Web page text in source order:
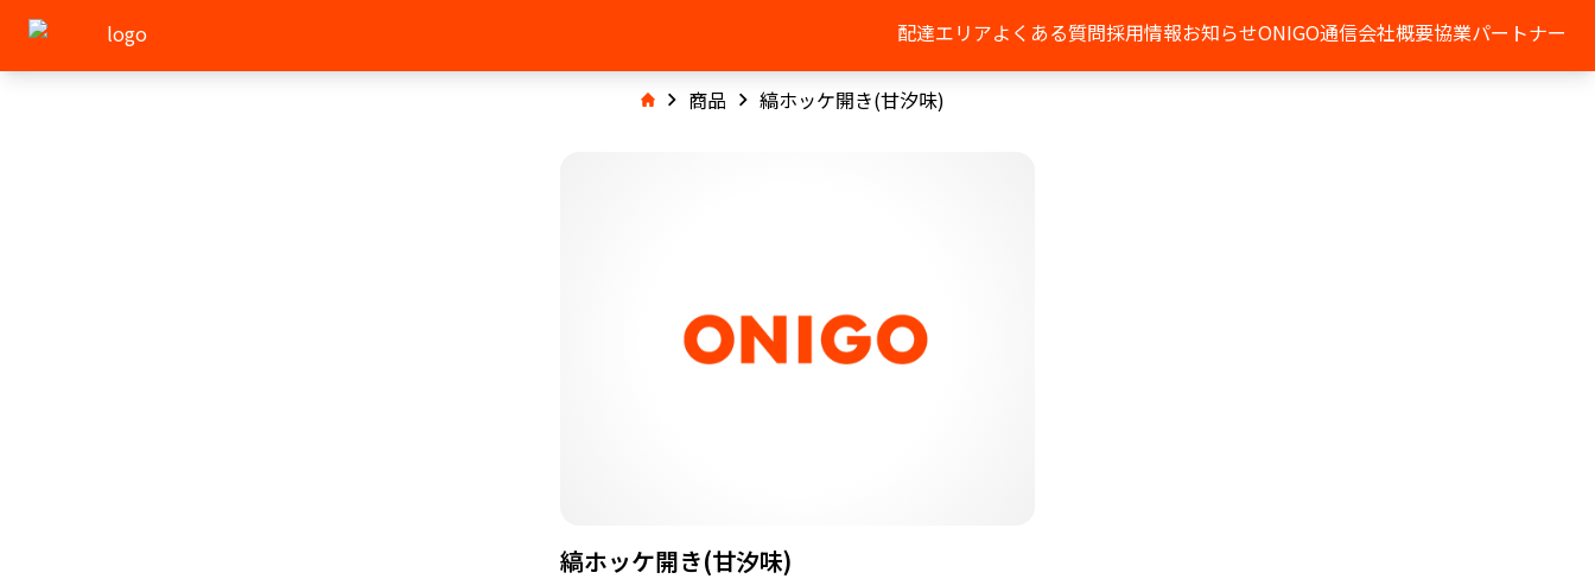
配達エリアよくある質問採用情報お知らせONIGO通信会社概要協業パートナー
商品 縞ホッケ開き(甘汐味)
縞ホッケ開き(甘汐味)